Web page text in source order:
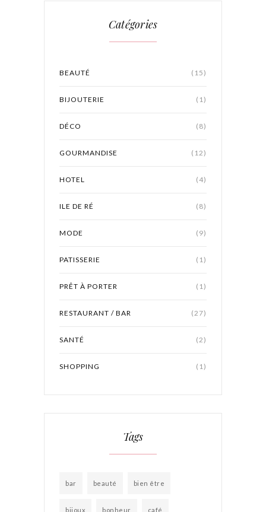
Catégories
BEAUTÉ (15)
BIJOUTERIE (1)
DÉCO (8)
GOURMANDISE (12)
HOTEL (4)
ILE DE RÉ (8)
MODE (9)
PATISSERIE (1)
PRÊT À PORTER (1)
RESTAURANT / BAR (27)
SANTÉ (2)
SHOPPING (1)
Tags
bar beauté bien être
bijoux bonheur café